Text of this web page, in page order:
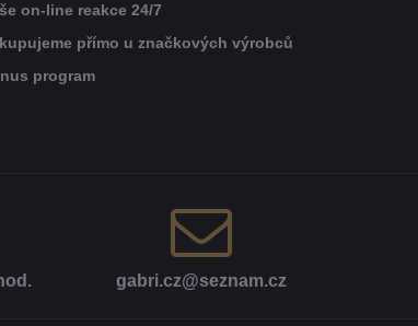
on-line reakce 24/7
přímo u značkových výrobců
program
gabri​.cz​@seznam​.cz